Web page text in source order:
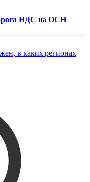
НДС на ОСН